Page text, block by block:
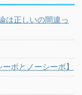
は正しいの間違っ
ボとノーシーボ】